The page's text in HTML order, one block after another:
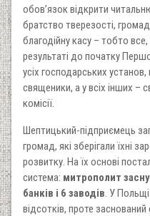
обов’язок відкрити
братство тверезості,
благодійну касу – тобто
результаті до початку
усіх господарських
священики, а у всіх інших –
комісії.
Шептицький-підприємець
громад, які зберігали їхні
розвитку. На їх основі
система: митрополит
банків і 6 заводів. У
відсотків, проте